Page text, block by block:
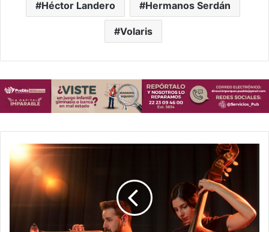
Héctor Landero Hermanos Serdán
Volaris
Ópera,
mariachi
y
Juan
Gabriel: